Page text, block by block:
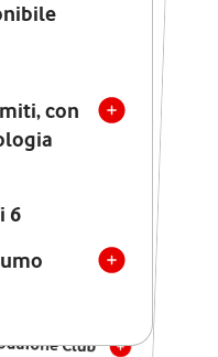
con
6
limiti, con
tecnologia
con Wi-Fi 7
verso
e mobili
Club
esperienze
si disattiva